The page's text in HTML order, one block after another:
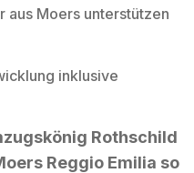
aus Moers unterstützen
inklusive
Rothschild
Reggio Emilia so